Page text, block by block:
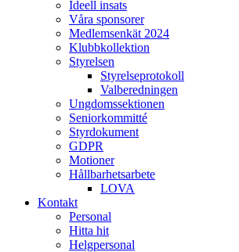
Ideell insats
Våra sponsorer
Medlemsenkät 2024
Klubbkollektion
Styrelsen
Styrelseprotokoll
Valberedningen
Ungdomssektionen
Seniorkommitté
Styrdokument
GDPR
Motioner
Hållbarhetsarbete
LOVA
Kontakt
Personal
Hitta hit
Helgpersonal